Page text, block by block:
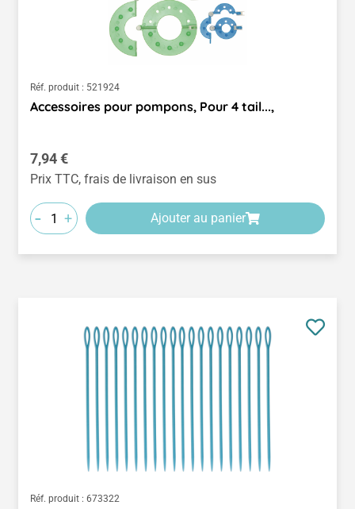
Réf. produit : 521924
Accessoires pour pompons, Pour 4 tail...,
Prix régulier :
7,94 €
Prix TTC, frais de livraison en sus
- + Ajouter au panier
Réf. produit : 673322